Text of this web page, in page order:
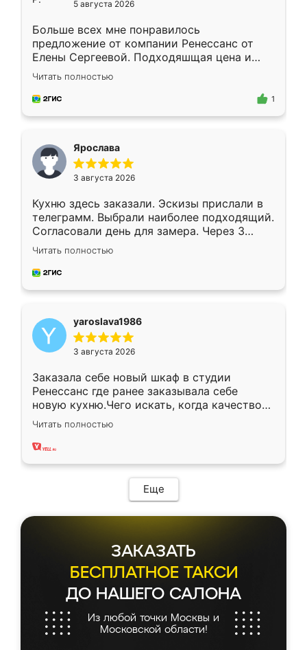
5 августа 2026
Больше всех мне понравилось
предложение от компании Ренессанс от
Елены Сергеевой. Подходяшщая цена и
короткие сроки изготовления. Приехавший
для замера сотрудник Владислав
предложил по моему эскизу самый
Читать полностью
1
Ярослава
3 августа 2026
Кухню здесь заказали. Эскизы прислали в
телеграмм. Выбрали наиболее подходящий.
Согласовали день для замера. Через 3
недели кухня была уже готова. Остались
довольны работой. Спасибо Ренессанс
мебель за качественную работу!
Читать полностью
yaroslava1986
3 августа 2026
Заказала себе новый шкаф в студии
Ренессанс где ранее заказывала себе
новую кухню.Чего искать, когда качеством
вполне довольна. Служит кухня уже почти
два года, нареканий нет.
Читать полностью
Еще
ЗАКАЗАТЬ
БЕСПЛАТНОЕ ТАКСИ
ДО НАШЕГО САЛОНА
Из любой точки Москвы и
Московской области!